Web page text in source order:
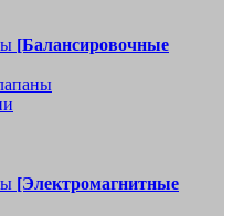
[Балансировочные
[Электромагнитные